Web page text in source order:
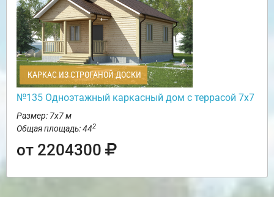
КАРКАС ИЗ СТРОГАНОЙ ДОСКИ
№135 Одноэтажный каркасный дом с террасой 7х7
Размер: 7х7 м
Общая площадь: 442
от 2204300